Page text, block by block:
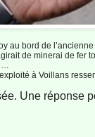
au bord de
de minerai de fer
…
à Voillans
Une réponse